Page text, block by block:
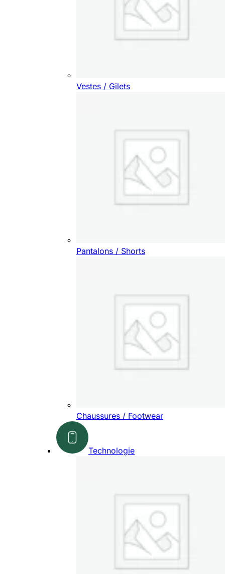
Vestes / Gilets
Pantalons / Shorts
Chaussures / Footwear
Technologie